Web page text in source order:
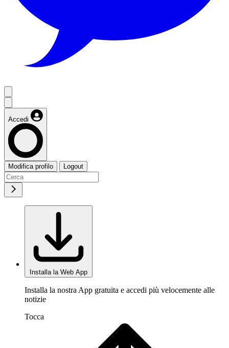
Accedi
Modifica profilo Logout
Installa la Web App
Installa la nostra App gratuita e accedi più velocemente alle
notizie
Tocca